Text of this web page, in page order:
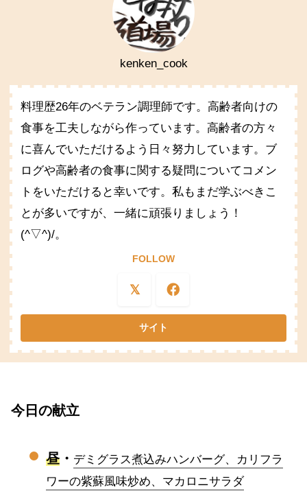
kenken_cook
料理歴26年のベテラン調理師です。高齢者向けの
食事を工夫しながら作っています。高齢者の方々
に喜んでいただけるよう日々努力しています。ブ
ログや高齢者の食事に関する疑問についてコメン
トをいただけると幸いです。私もまだ学ぶべきこ
とが多いですが、一緒に頑張りましょう！
(^▽^)/。
FOLLOW
今日の献立
昼・ デミグラス煮込みハンバーグ、カリフラ
ワーの紫蘇風味炒め、マカロニサラダ